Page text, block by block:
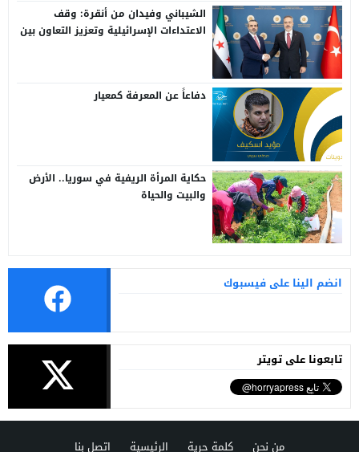
الشيباني وفيدان من أنقرة: وقف
الاعتداءات الإسرائيلية وتعزيز التعاون بين
دفاعاً عن المعرفة كمعيار
حكاية المرأة الريفية في سوريا.. الأرض
والبيت والحياة
انضم الينا على فيسبوك
تابعونا على تويتر
من نحن كلمة حرية الرئيسية اتصل بنا